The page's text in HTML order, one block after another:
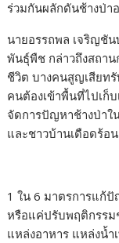
ร่วมกันผลักดันช้างป่าอ
นายอรรถพล เจริญชั
พันธุ์พืช กล่าวถึงสถา
ชีวิต บางคนสูญเสียท
คนต้องเข้าพื้นที่ไปเก็
จัดการปัญหาช้างป่า
และชาวบ้านเดือดร้อ
1 ใน 6 มาตรการแก้
หรือแค่ปรับพฤติกรรม
แหล่งอาหาร แหล่งน้ำ